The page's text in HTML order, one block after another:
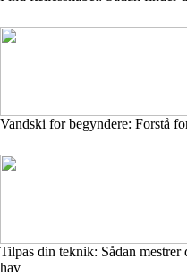
Vandski for begyndere: Forstå
Tilpas din teknik: Sådan
hav